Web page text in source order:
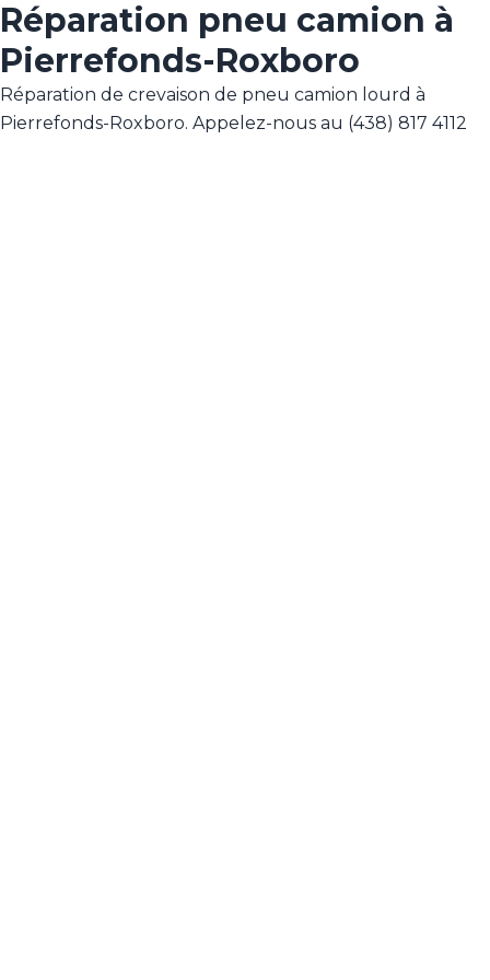
Réparation pneu camion à
Pierrefonds-Roxboro
Réparation de crevaison de pneu camion lourd à
Pierrefonds-Roxboro. Appelez-nous au (438) 817 4112